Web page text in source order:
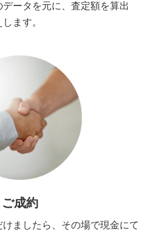
ータを元に、査定額を算出
ます。
ご成約
ましたら、その場で現金にて